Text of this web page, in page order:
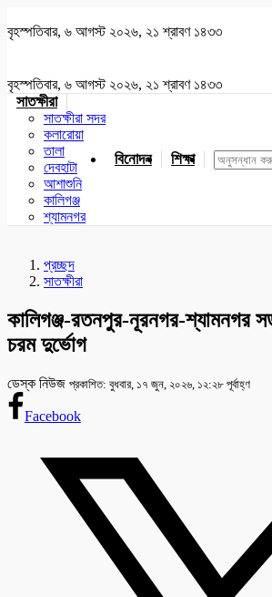
বৃহস্পতিবার, ৬ আগস্ট ২০২৬, ২১ শ্রাবণ ১৪৩৩
বৃহস্পতিবার, ৬ আগস্ট ২০২৬, ২১ শ্রাবণ ১৪৩৩
সাতক্ষীরা
সাতক্ষীরা সদর
কলারোয়া
তালা
দেবহাটা
আশাশুনি
কালিগঞ্জ
শ্যামনগর
বিনোদন শিক্ষা খেলাধুলা
প্রচ্ছদ
সাতক্ষীরা
কালিগঞ্জ-রতনপুর-নূরনগর-শ্যামনগর
চরম দুর্ভোগ
ডেস্ক নিউজ প্রকাশিত: বুধবার, ১৭ জুন, ২০২৬, ১২:২৮ পূর্বাহ্ণ
Facebook